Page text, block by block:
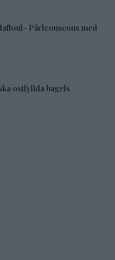
Pärlcouscous med
ostfyllda bagels